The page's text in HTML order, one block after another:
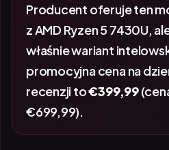
Producent oferuje ten
z AMD Ryzen 5 7430U,
właśnie wariant
promocyjna cena na
recenzji to€399,99
€699,99).